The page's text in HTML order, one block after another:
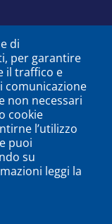
di
per garantire
il traffico e
comunicazione
non necessari
cookie
l’utilizzo
puoi
su
leggi la